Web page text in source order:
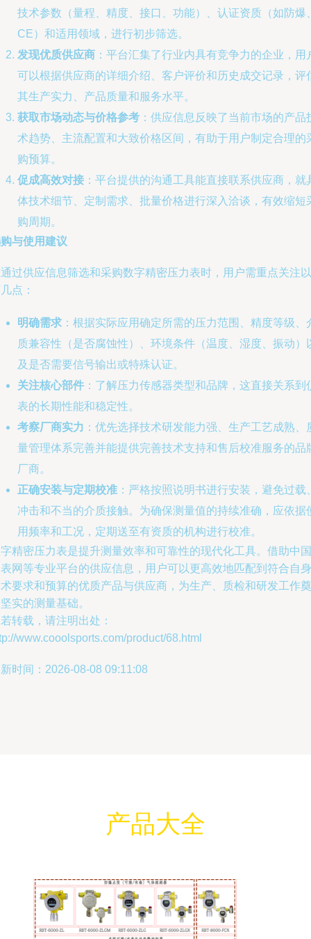
技术参数（量程、精度、接口、功能）、认证资质（如防爆
CE）和适用领域，进行初步筛选。
发现优质供应商 ：平台汇集了行业内具有竞争力的企业，用
可以根据供应商的详细介绍、客户评价和历史成交记录，评
其生产实力、产品质量和服务水平。
获取市场动态与价格参考 ：供应信息反映了当前市场的产品
术趋势、主流配置和大致价格区间，有助于用户制定合理的
购预算。
促成高效对接 ：平台提供的沟通工具能直接联系供应商，就
体技术细节、定制需求、批量价格进行深入洽谈，有效缩短
购周期。
与使用建议
过供应信息筛选和采购数字精密压力表时，用户需重点关注以
点：
明确需求 ：根据实际应用确定所需的压力范围、精度等级、
质兼容性（是否腐蚀性）、环境条件（温度、湿度、振动）
及是否需要信号输出或特殊认证。
关注核心部件 ：了解压力传感器类型和品牌，这直接关系到
表的长期性能和稳定性。
考察厂商实力 ：优先选择技术研发能力强、生产工艺成熟、
量管理体系完善并能提供完善技术支持和售后校准服务的品
厂商。
正确安装与定期校准 ：严格按照说明书进行安装，避免过载
冲击和不当的介质接触。为确保测量值的持续准确，应依据
用频率和工况，定期送至有资质的机构进行校准。
精密压力表是提升测量效率和可靠性的现代化工具。借助中国
网等专业平台的供应信息，用户可以更高效地匹配到符合自身
要求和预算的优质产品与供应商，为生产、质检和研发工作奠
实的测量基础。
转载，请注明出处：
www.cooolsports.com/product/68.html
时间：2026-08-08 09:11:08
产品大全